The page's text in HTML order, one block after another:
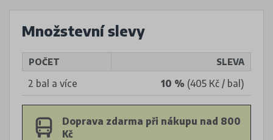
Množstevní slevy
POČET SLEVA
2 bal a více 10 % (405 Kč / bal)
Doprava zdarma při nákupu nad 800
Kč